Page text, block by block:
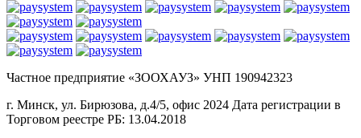
Частное предприятие «ЗООХАУЗ» УНП 190942323
г. Минск, ул. Бирюзова, д.4/5, офис 2024 Дата регистрации в
Торговом реестре РБ: 13.04.2018